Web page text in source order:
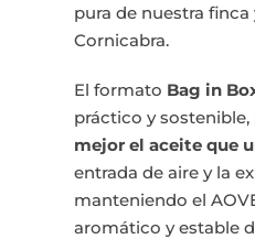
pura de nuestra finca
Cornicabra.
El formato Bag in
práctico y sostenible,
mejor el aceite que
entrada de aire y la
manteniendo el
aromático y estable